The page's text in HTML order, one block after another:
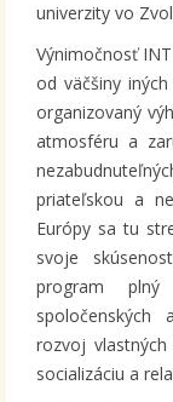
univerzity vo
Výnimočnosť
od väčšiny
organizovaný
atmosféru a
priateľskou a
Európy sa tu
svoje
program plný
spoločenských
rozvoj
socializáciu a